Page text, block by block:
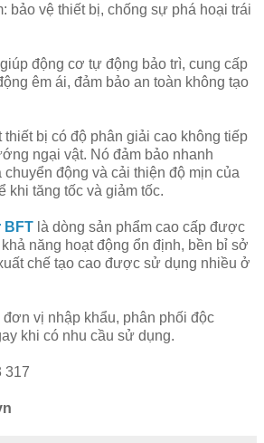
bảo vệ thiết bị, chống sự phá hoại trái
động cơ tự động bảo trì, cung cấp
êm ái, đảm bảo an toàn không tạo
thiết bị có độ phân giải cao không tiếp
ngại vật. Nó đảm bảo nhanh
động và cải thiện độ mịn của
khi tăng tốc và giảm tốc.
BFT là dòng sản phẩm cao cấp được
năng hoạt động ổn định, bền bỉ sở
chế tạo cao được sử dụng nhiều ở
vị nhập khẩu, phân phối độc
khi có nhu cầu sử dụng.
317